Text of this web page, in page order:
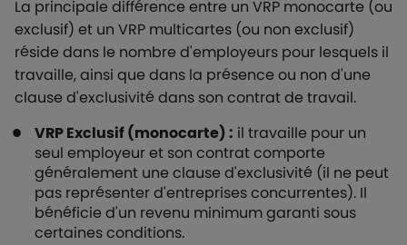
La principale différence entre un VRP monocarte (ou
exclusif) et un VRP multicartes (ou non exclusif)
réside dans le nombre d'employeurs pour lesquels il
travaille, ainsi que dans la présence ou non d'une
clause d'exclusivité dans son contrat de travail.
VRP Exclusif (monocarte) : il travaille pour un
seul employeur et son contrat comporte
généralement une clause d'exclusivité (il ne peut
pas représenter d'entreprises concurrentes). Il
bénéficie d'un revenu minimum garanti sous
certaines conditions.